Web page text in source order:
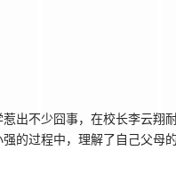
不少囧事，在校长李云翔
的过程中，理解了自己父母